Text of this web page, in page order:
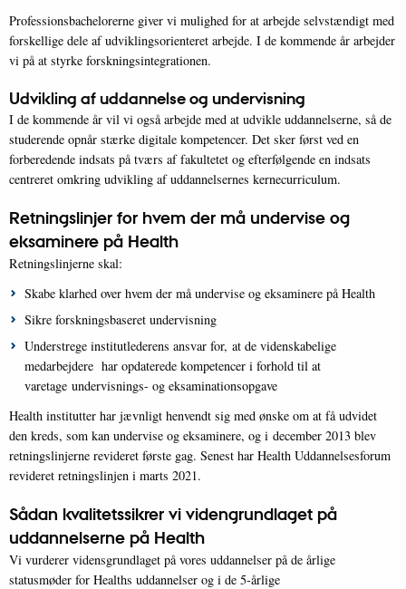
Professionsbachelorerne giver vi mulighed for at arbejde selvstændigt med
forskellige dele af udviklingsorienteret arbejde. I de kommende år arbejder
vi på at styrke forskningsintegrationen.
Udvikling af uddannelse og undervisning
I de kommende år vil vi også arbejde med at udvikle uddannelserne, så de
studerende opnår stærke digitale kompetencer. Det sker først ved en
forberedende indsats på tværs af fakultetet og efterfølgende en indsats
centreret omkring udvikling af uddannelsernes kernecurriculum.
Retningslinjer for hvem der må undervise og
eksaminere på Health
Retningslinjerne skal:
Skabe klarhed over hvem der må undervise og eksaminere på Health
Sikre forskningsbaseret undervisning
Understrege institutlederens ansvar for, at de videnskabelige
medarbejdere har opdaterede kompetencer i forhold til at
varetage undervisnings- og eksaminationsopgave
Health institutter har jævnligt henvendt sig med ønske om at få udvidet
den kreds, som kan undervise og eksaminere, og i december 2013 blev
retningslinjerne revideret første gag. Senest har Health Uddannelsesforum
revideret retningslinjen i marts 2021.
Sådan kvalitetssikrer vi videngrundlaget på
uddannelserne på Health
Vi vurderer vidensgrundlaget på vores uddannelser på de årlige
statusmøder for Healths uddannelser og i de 5-årlige